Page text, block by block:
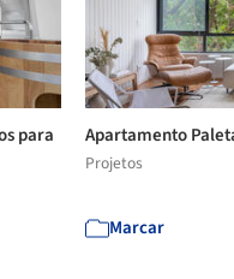
para
Apartamento
Projetos
Marcar